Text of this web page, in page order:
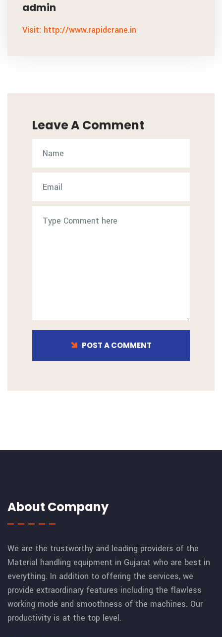
admin
Visit: http://www.rapidcrane.in
Leave A Comment
POST A COMMENT
About Company
We are the trustworthy and leading providers of the
Material handling equipment in Gujarat who are best in
everything. In addition to offering the services, we
provide extraordinary features including the flawless
working mode and smoothness of the machines. Our
productivity is at the top level.